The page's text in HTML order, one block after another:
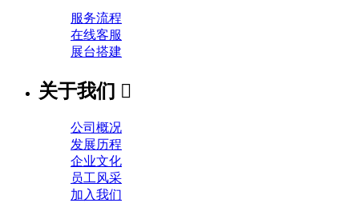
服务流程
在线客服
展台搭建
关于我们 
公司概况
发展历程
企业文化
员工风采
加入我们